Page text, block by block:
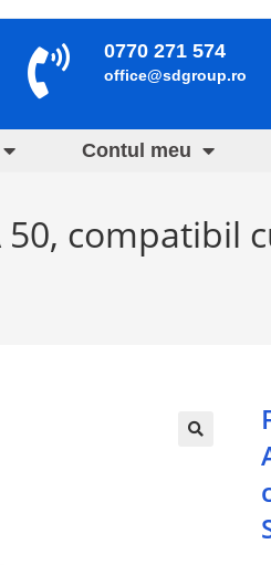
0770 271 574
office@sdgroup.ro
Contul meu
compatibil